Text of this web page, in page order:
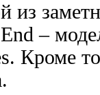
из
–
Кроме